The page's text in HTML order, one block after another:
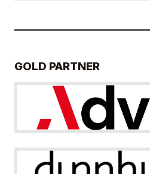
GOLD PARTNER